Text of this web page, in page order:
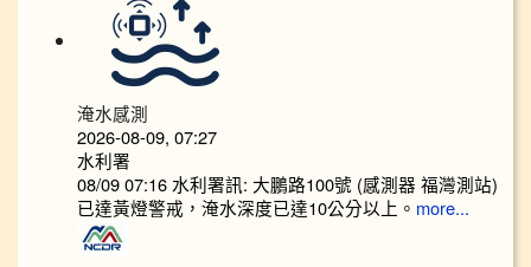
淹水感測
2026-08-09, 07:27
水利署
08/09 07:16 水利署訊: 大鵬路100號 (感測器 福灣測站)
已達黃燈警戒，淹水深度已達10公分以上。​​​ more...